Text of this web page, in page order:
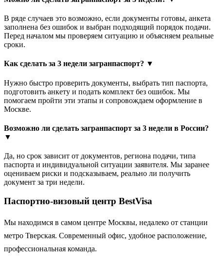
В ряде случаев это возможно, если документы готовы, анкета
заполнена без ошибок и выбран подходящий порядок подачи.
Перед началом мы проверяем ситуацию и объясняем реальные
сроки.
Как сделать за 3 недели загранпаспорт? ▼
Нужно быстро проверить документы, выбрать тип паспорта,
подготовить анкету и подать комплект без ошибок. Мы
помогаем пройти эти этапы и сопровождаем оформление в
Москве.
Возможно ли сделать загранпаспорт за 3 недели в России?
▼
Да, но срок зависит от документов, региона подачи, типа
паспорта и индивидуальной ситуации заявителя. Мы заранее
оцениваем риски и подсказываем, реально ли получить
документ за три недели.
Паспортно-визовый центр BestVisa
Мы находимся в самом центре Москвы, недалеко от станции
метро Тверская. Современный офис, удобное расположение,
профессиональная команда.